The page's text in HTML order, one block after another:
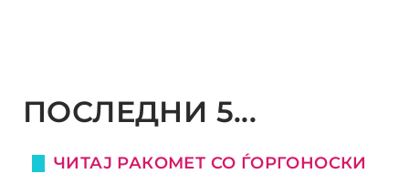
ПОСЛЕДНИ 5...
ЧИТАЈ РАКОМЕТ СО ЃОРГОНОСКИ